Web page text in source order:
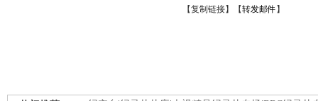
【复制链接】【转发邮件 】